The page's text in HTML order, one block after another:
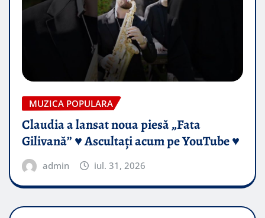
MUZICA POPULARA
Claudia a lansat noua piesă „Fata
Gilivană” ♥️ Ascultați acum pe YouTube ♥️
admin iul. 31, 2026